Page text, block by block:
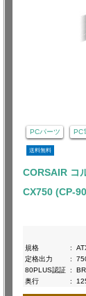
PCパーツ PC
送料無料
CORSAIR コ
CX750 (CP-
規格
:
定格出力
:
80PLUS認証 :
奥行
: